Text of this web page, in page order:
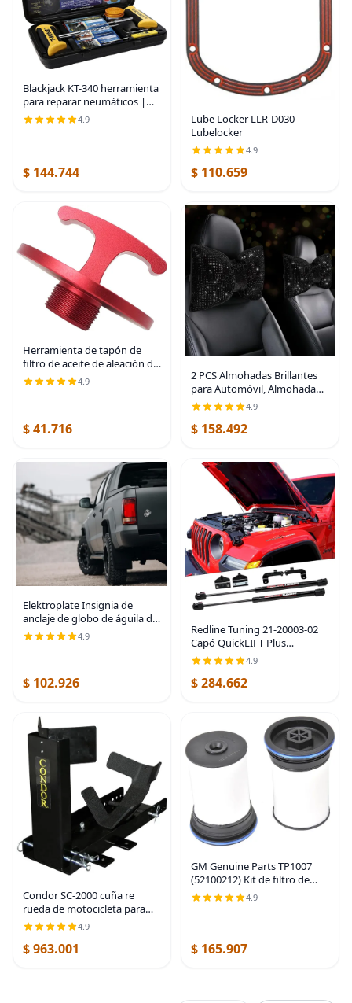
Blackjack KT-340 herramienta
para reparar neumáticos |
Fabricado en Estados Unidos
4.9
$ 144.744
Lube Locker LLR-D030
Lubelocker
4.9
$ 110.659
Herramienta de tapón de
filtro de aceite de aleación de
aluminio, herramienta de
desmontaje de tapón de
4.9
$ 41.716
2 PCS Almohadas Brillantes
para Automóvil, Almohada
de Reposacabezas de Coche
con Lazo de Pedrería,
Almohada Cervical para
4.9
$ 158.492
Elektroplate Insignia de
anclaje de globo de águila del
Cuerpo de Marines de
Estados Unidos con licencia
4.9
$ 102.926
Redline Tuning 21-20003-02
Capó QuickLIFT Plus
compatible con Jeep
Wrangler JL 2018+ y
compatible con Jeep
4.9
$ 284.662
Condor SC-2000 cuña re
rueda de motocicleta para
remolques. 4.9
$ 963.001
GM Genuine Parts TP1007
(52100212) Kit de filtro de
combustible con tapas y
sellos
4.9
$ 165.907